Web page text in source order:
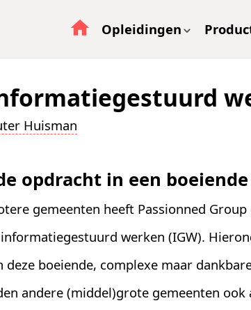
Opleidingen
Huisman
opdracht in een
gemeenten heeft Passionned Group
werken (IGW).
deze boeiende, complexe maar
andere (middel)grote gemeenten ook